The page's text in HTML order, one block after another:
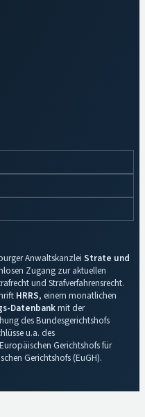
Anwaltskanzlei Strate und
Zugang zur aktuellen
und Strafverfahrensrecht.
HRRS, einem monatlichen
Datenbankmit der
des Bundesgerichtshofs
u.a. des
Gerichtshofs für
Gerichtshofs (EuGH).